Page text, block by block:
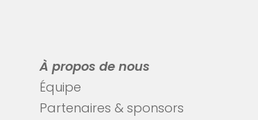
À propos de nous
Équipe
Partenaires & sponsors